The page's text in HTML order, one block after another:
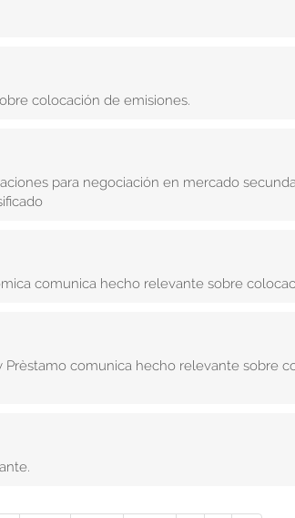
colocación de emisiones.
para negociación en mercado
comunica hecho relevante sobre
comunica hecho relevante sobre